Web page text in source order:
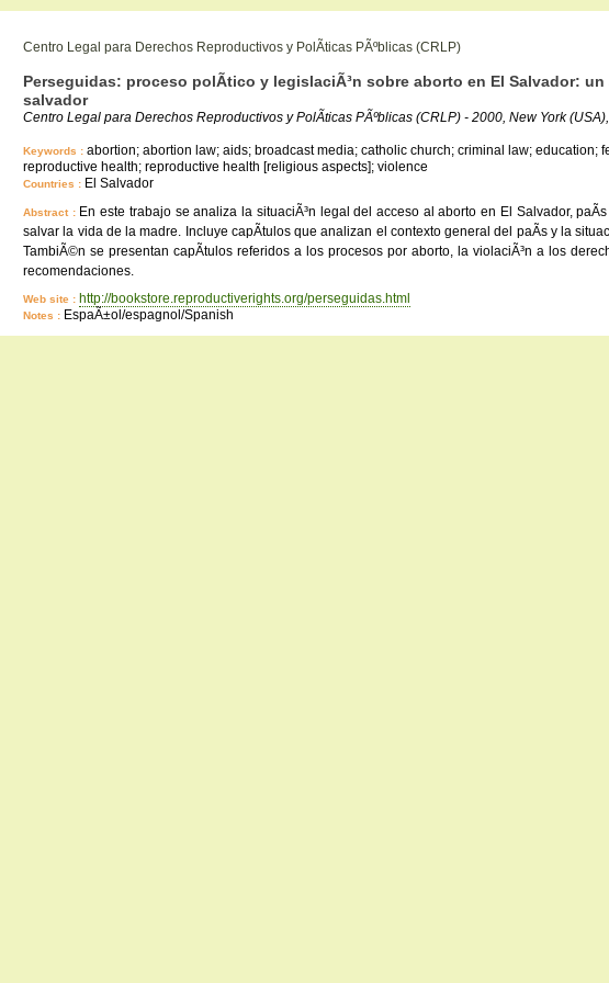
Centro Legal para Derechos Reproductivos y PolÃ­ticas PÃºblicas (CRLP)
Perseguidas: proceso polÃ­tico y legislaciÃ³n sobre aborto en El Salvador:
salvador
Centro Legal para Derechos Reproductivos y PolÃ­ticas PÃºblicas (CRLP) - 2000, New York
Keywords : abortion; abortion law; aids; broadcast media; catholic church; criminal law;
reproductive health; reproductive health [religious aspects]; violence
Countries : El Salvador
Abstract : En este trabajo se analiza la situaciÃ³n legal del acceso al aborto en El Salvador,
salvar la vida de la madre. Incluye capÃ­tulos que analizan el contexto general del paÃ­s y la
TambiÃ©n se presentan capÃ­tulos referidos a los procesos por aborto, la violaciÃ³n a los
recomendaciones.
Web site : http://bookstore.reproductiverights.org/perseguidas.html
Notes : EspaÃ±ol/espagnol/Spanish